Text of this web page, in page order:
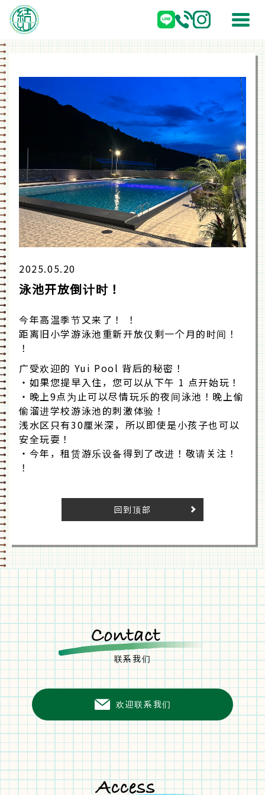
2025.05.20
泳池开放倒计时！
今年高温季节又来了！ ！
距离旧小学游泳池重新开放仅剩一个月的时间！
！
广受欢迎的 Yui Pool 背后的秘密！
・如果您提早入住，您可以从下午 1 点开始玩！
・晚上9点为止可以尽情玩乐的夜间泳池！晚上偷
偷溜进学校游泳池的刺激体验！
浅水区只有30厘米深，所以即使是小孩子也可以
安全玩耍！
・今年，租赁游乐设备得到了改进！敬请关注！
！
回到顶部
联系我们
欢迎联系我们